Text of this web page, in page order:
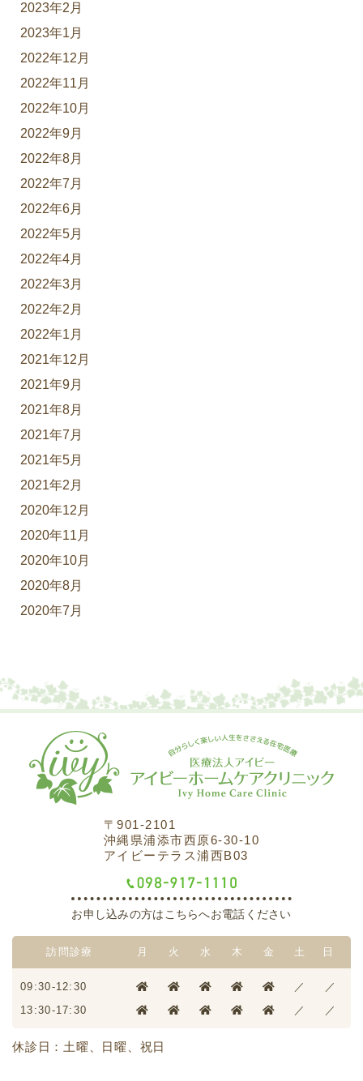
2023年2月
2023年1月
2022年12月
2022年11月
2022年10月
2022年9月
2022年8月
2022年7月
2022年6月
2022年5月
2022年4月
2022年3月
2022年2月
2022年1月
2021年12月
2021年9月
2021年8月
2021年7月
2021年5月
2021年2月
2020年12月
2020年11月
2020年10月
2020年8月
2020年7月
〒901-2101
沖縄県浦添市西原6-30-10
アイビーテラス浦西B03
お申し込みの方はこちらへお電話ください
訪問診療 月 火 水 木 金 土 日
09:30-12:30 ／
／
13:30-17:30
／ ／
休診日：土曜、日曜、祝日